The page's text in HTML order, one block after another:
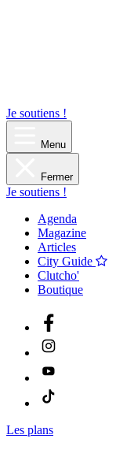
Je soutiens !
Menu
Fermer
Je soutiens !
Agenda
Magazine
Articles
City Guide
Clutcho'
Boutique
Les plans